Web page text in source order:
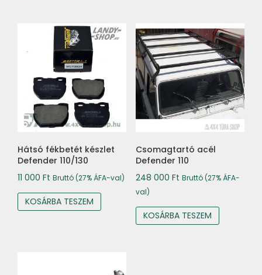
Hátsó fékbetét készlet
Defender 110/130
11 000 Ft Bruttó (27% ÁFA-val)
KOSÁRBA TESZEM
Csomagtartó acél
Defender 110
248 000 Ft Bruttó (27% ÁFA-
val)
KOSÁRBA TESZEM